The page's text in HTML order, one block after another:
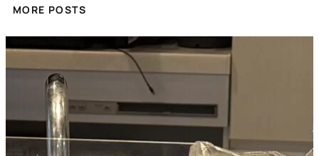
MORE POSTS